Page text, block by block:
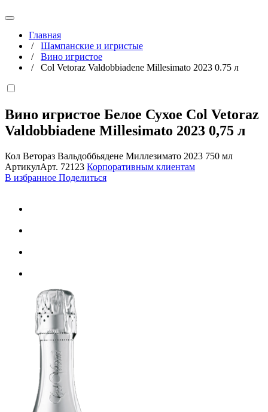
Главная
/ Шампанские и игристые
/ Вино игристое
/ Col Vetoraz Valdobbiadene Millesimato 2023 0.75 л
Вино игристое Белое Сухое Col Vetoraz
Valdobbiadene Millesimato 2023 0,75 л
Кол Ветораз Вальдоббьядене Миллезимато 2023 750 мл
АртикулАрт. 72123 Корпоративным клиентам
В избранное Поделиться